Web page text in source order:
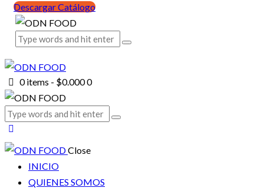
Descargar Catálogo
0 items - $0.0000
Close
INICIO
QUIENES SOMOS